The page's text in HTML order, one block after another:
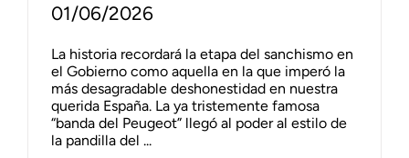
01/06/2026
La historia recordará la etapa del sanchismo en
el Gobierno como aquella en la que imperó la
más desagradable deshonestidad en nuestra
querida España. La ya tristemente famosa
“banda del Peugeot” llegó al poder al estilo de
la pandilla del ...